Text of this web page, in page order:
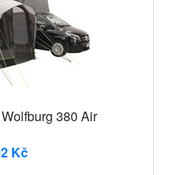
380 Air
Kč